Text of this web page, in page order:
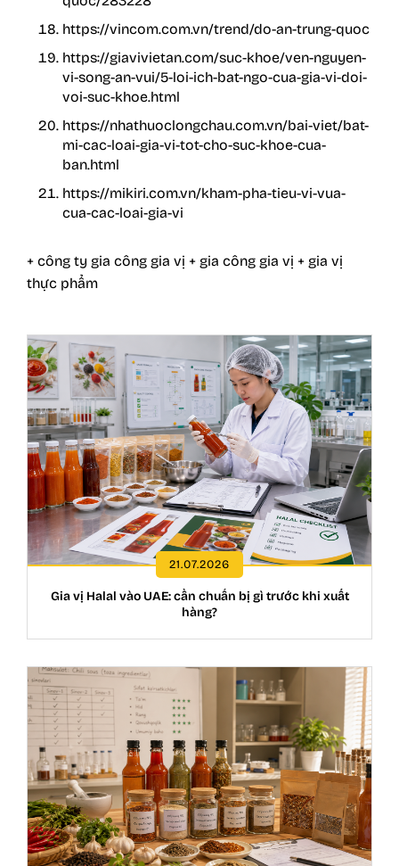
https://vincom.com.vn/trend/do-an-trung-quoc
https://giavivietan.com/suc-khoe/ven-nguyen-
vi-song-an-vui/5-loi-ich-bat-ngo-cua-gia-vi-doi-
voi-suc-khoe.html
https://nhathuoclongchau.com.vn/bai-viet/bat-
mi-cac-loai-gia-vi-tot-cho-suc-khoe-cua-
ban.html
https://mikiri.com.vn/kham-pha-tieu-vi-vua-
cua-cac-loai-gia-vi
+ công ty gia công gia vị + gia công gia vị + gia vị
thực phẩm
21.07.2026
Gia vị Halal vào UAE: cần chuẩn bị gì trước khi xuất
hàng?